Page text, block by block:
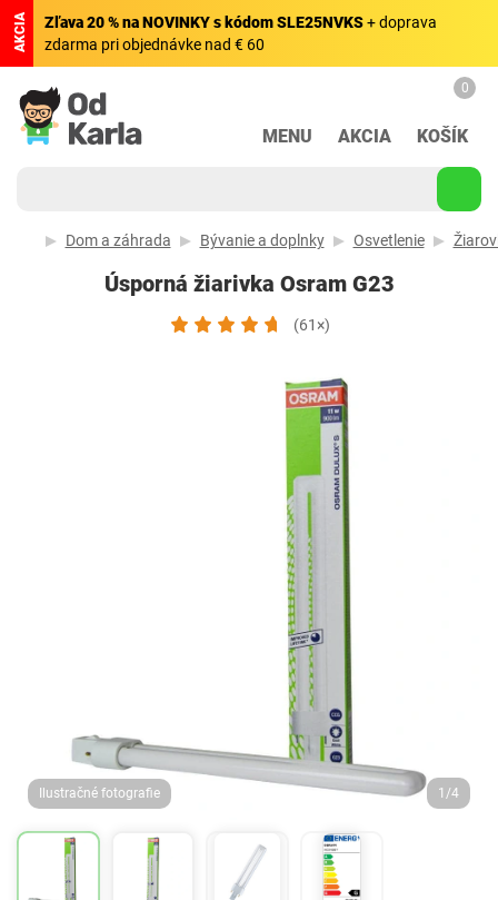
AKCIA Zľava 20 % na NOVINKY s kódom SLE25NVKS+ doprava
zdarma pri objednávke nad € 60
MENU AKCIA
0
KOŠÍK
Dom a záhrada Bývanie a doplnky Osvetlenie
Úsporná žiarivka Osram G23
(61×)
Ilustračné fotografie 1/4